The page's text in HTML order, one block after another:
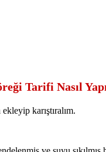
Tarifi Nasıl
karıştıralım.